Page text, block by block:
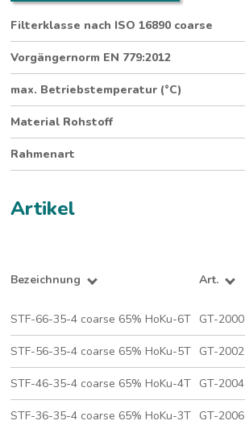
Filterklasse nach ISO 16890 coarse
Vorgängernorm EN 779:2012
max. Betriebstemperatur (°C)
Material Rohstoff
Rahmenart
Artikel
Bezeichnung Art.
STF-66-35-4 coarse 65% HoKu-6T GT-2000
STF-56-35-4 coarse 65% HoKu-5T GT-2002
STF-46-35-4 coarse 65% HoKu-4T GT-2004
STF-36-35-4 coarse 65% HoKu-3T GT-2006